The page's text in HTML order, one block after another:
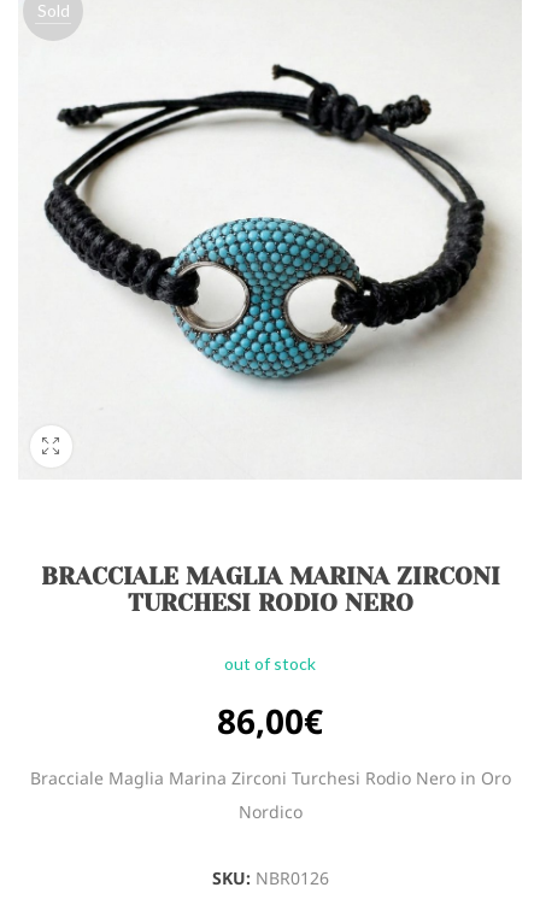
Sold
BRACCIALE MAGLIA MARINA ZIRCONI
TURCHESI RODIO NERO
out of stock
86,00€
Bracciale Maglia Marina Zirconi Turchesi Rodio Nero in Oro
Nordico
SKU: NBR0126